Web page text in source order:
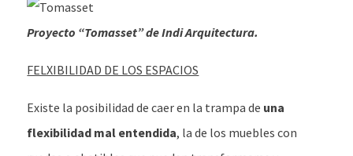
Proyecto “Tomasset” de Indi Arquitectura.
FELXIBILIDAD DE LOS ESPACIOS
Existe la posibilidad de caer en la trampa de una
flexibilidad mal entendida, la de los muebles con